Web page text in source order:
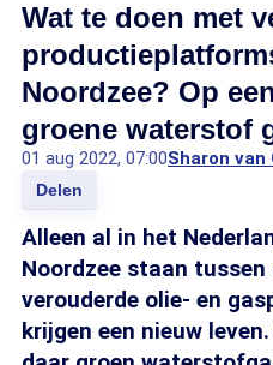
Wat te doen met
Noordzee? Op
groene waterstof
01 aug 2022, 07:00Sharon van
Delen
Alleen al in het
Noordzee staan tussen
verouderde olie- en
krijgen een nieuw